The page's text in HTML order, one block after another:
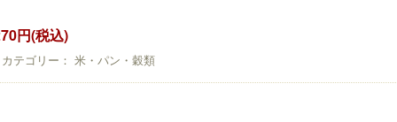
円(税込)
カテゴリー： 米・パン・穀類